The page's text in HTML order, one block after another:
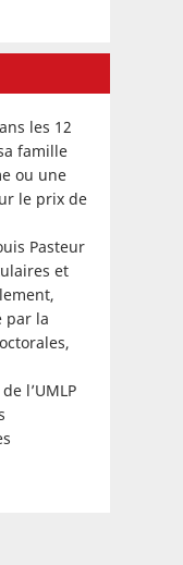
les 12
famille
ou une
le prix de
Pasteur
et
par la
l’UMLP